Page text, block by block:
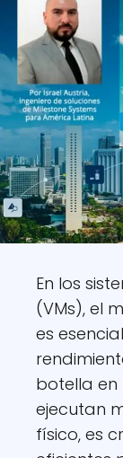
En los
(VMs), el
es
botella en
ejecutan
físico, es